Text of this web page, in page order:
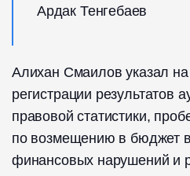
Ардак Тенгебаев
Алихан Смаилов указал на
регистрации результатов
правовой статистики,
по возмещению в бюджет
финансовых нарушений и